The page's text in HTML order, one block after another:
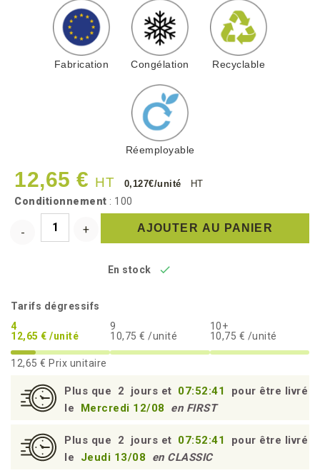
Fabrication Congélation Recyclable
Réemployable
12,65 € HT 0,127€/unité HT
Conditionnement : 100
AJOUTER AU PANIER
En stock 
Tarifs dégressifs
4
12,65 € /unité
9
10,75 € /unité
10+
10,75 € /unité
12,65 € Prix unitaire
Plus que 2 jours et 07:52:40
pour être livré
le
Mercredi 12/08 en FIRST
Plus que 2 jours et 07:52:40
pour être livré
le
Jeudi 13/08 en CLASSIC